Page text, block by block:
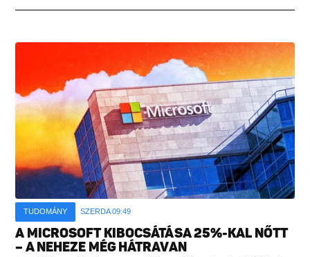
TUDOMÁNY SZERDA 09:49
A MICROSOFT KIBOCSÁTÁSA 25%-KAL NŐTT
– A NEHEZE MÉG HÁTRAVAN